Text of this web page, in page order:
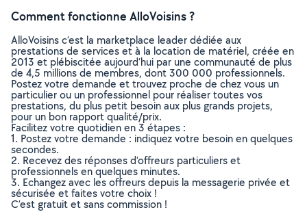
Comment fonctionne AlloVoisins ?
AlloVoisins c’est la marketplace leader dédiée aux
prestations de services et à la location de matériel, créée en
2013 et plébiscitée aujourd’hui par une communauté de plus
de 4,5 millions de membres, dont 300 000 professionnels.
Postez votre demande et trouvez proche de chez vous un
particulier ou un professionnel pour réaliser toutes vos
prestations, du plus petit besoin aux plus grands projets,
pour un bon rapport qualité/prix.
Facilitez votre quotidien en 3 étapes :
1. Postez votre demande : indiquez votre besoin en quelques
secondes.
2. Recevez des réponses d’offreurs particuliers et
professionnels en quelques minutes.
3. Echangez avec les offreurs depuis la messagerie privée et
sécurisée et faites votre choix !
C’est gratuit et sans commission !